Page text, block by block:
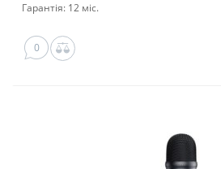
Гарантія: 12 міс.
0